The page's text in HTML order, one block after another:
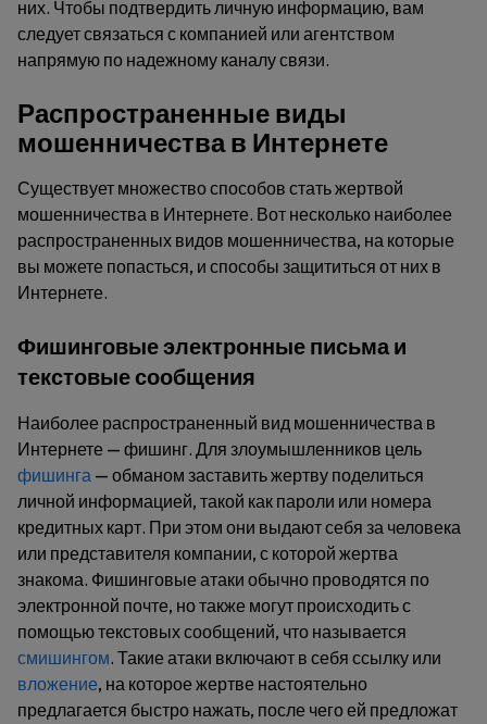
них. Чтобы подтвердить личную информацию, вам
следует связаться с компанией или агентством
напрямую по надежному каналу связи.
Распространенные виды
мошенничества в Интернете
Существует множество способов стать жертвой
мошенничества в Интернете. Вот несколько наиболее
распространенных видов мошенничества, на которые
вы можете попасться, и способы защититься от них в
Интернете.
Фишинговые электронные письма и
текстовые сообщения
Наиболее распространенный вид мошенничества в
Интернете — фишинг. Для злоумышленников цель
фишинга — обманом заставить жертву поделиться
личной информацией, такой как пароли или номера
кредитных карт. При этом они выдают себя за человека
или представителя компании, с которой жертва
знакома. Фишинговые атаки обычно проводятся по
электронной почте, но также могут происходить с
помощью текстовых сообщений, что называется
смишингом. Такие атаки включают в себя ссылку или
вложение, на которое жертве настоятельно
предлагается быстро нажать, после чего ей предложат